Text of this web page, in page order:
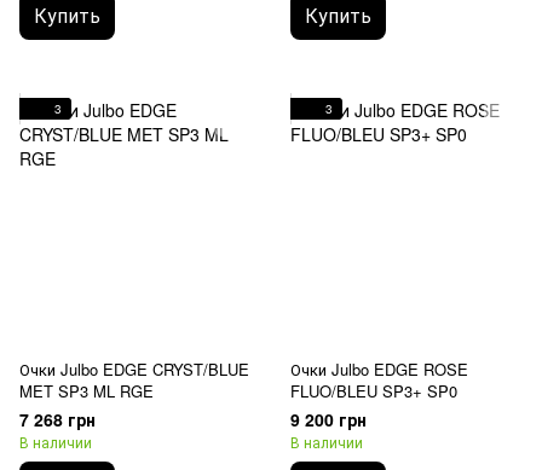
Купить Купить
3
Очки Julbo EDGE CRYST/BLUE
MET SP3 ML RGE
7 268 грн
В наличии
3
Очки Julbo EDGE ROSE
FLUO/BLEU SP3+ SP0
9 200 грн
В наличии